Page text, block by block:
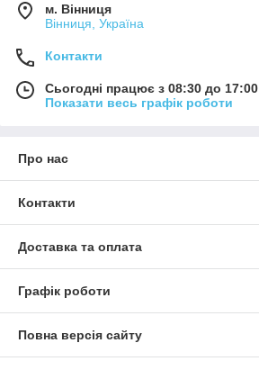
м. Вінниця
Вінниця, Україна
Контакти
Сьогодні працює з 08:30 до 17:00
Показати весь графік роботи
Про нас
Контакти
Доставка та оплата
Графік роботи
Повна версія сайту